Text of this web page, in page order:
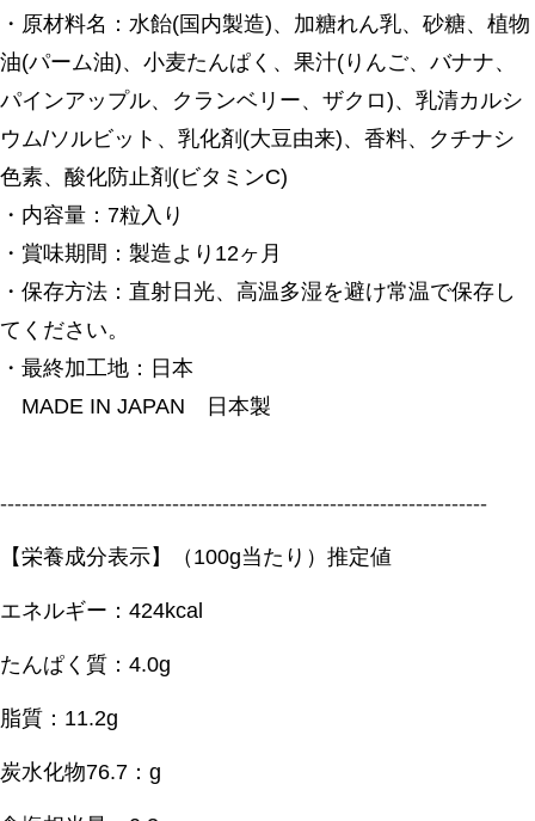
・原材料名：水飴(国内製造)、加糖れん乳、砂糖、植物
油(パーム油)、小麦たんぱく、果汁(りんご、バナナ、
パインアップル、クランベリー、ザクロ)、乳清カルシ
ウム/ソルビット、乳化剤(大豆由来)、香料、クチナシ
色素、酸化防止剤(ビタミンC)
・内容量：7粒入り
・賞味期間：製造より12ヶ月
・保存方法：直射日光、高温多湿を避け常温で保存し
てください。
・最終加工地：日本
MADE IN JAPAN 日本製
--------------------------------------------------------------------
【栄養成分表示】（100g当たり）推定値
エネルギー：424kcal
たんぱく質：4.0g
脂質：11.2g
炭水化物76.7：g